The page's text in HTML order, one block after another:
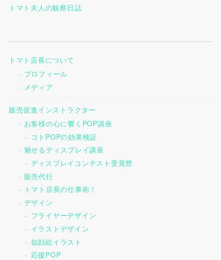
トマト夫人の観察日誌
トマト店長について
プロフィール
メディア
販売促進インストラクター
お客様の心に響くPOP講座
コトPOPの効果検証
魅せるディスプレイ講座
ディスプレイコンテスト受賞歴
販売代行
トマト店長の仕事術！
デザイン
フライヤーデザイン
イラストデザイン
似顔絵イラスト
応援POP